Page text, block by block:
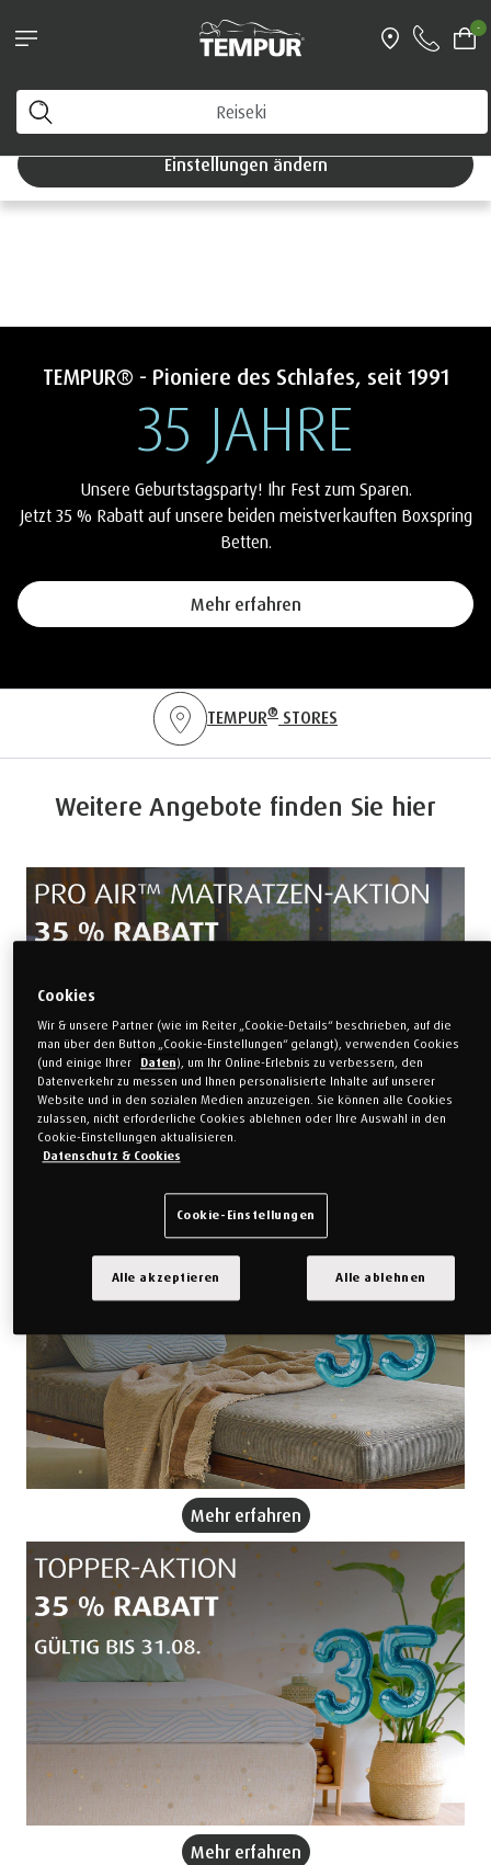
-
Boxspring Betten sparen!
Sie sehen die Website von Österreich. Sie können Ihre
Einstellungen jederzeit ändern
Einstellungen ändern
TEMPUR® - Pioniere des Schlafes, seit 1991
35 JAHRE
Unsere Geburtstagsparty! Ihr Fest zum Sparen.
Jetzt 35 % Rabatt auf unsere beiden meistverkauften Boxspring
Betten.
Mehr erfahren
TEMPUR® STORES
Weitere Angebote finden Sie hier
Mehr erfahren
Mehr erfahren
Cookies
Wir & unsere Partner (wie im Reiter „Cookie-Details“ beschrieben, auf die
man über den Button „Cookie-Einstellungen“ gelangt), verwenden Cookies
(und einige Ihrer
Daten), um Ihr Online-Erlebnis zu verbessern, den
Datenverkehr zu messen und Ihnen personalisierte Inhalte auf unserer
Website und in den sozialen Medien anzuzeigen. Sie können alle Cookies
zulassen, nicht erforderliche Cookies ablehnen oder Ihre Auswahl in den
Cookie-Einstellungen aktualisieren.
Datenschutz & Cookies
Cookie-Einstellungen
Alle ablehnen
Alle akzeptieren